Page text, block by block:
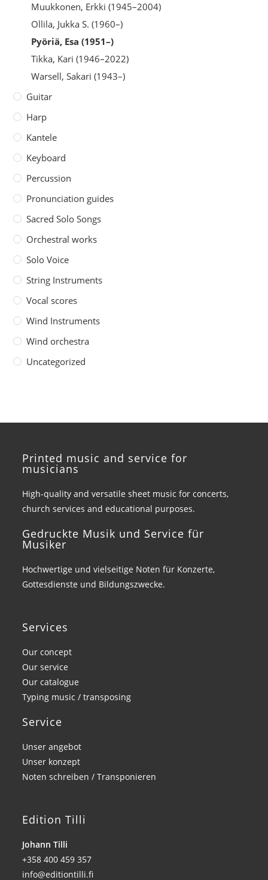
Muukkonen, Erkki (1945–2004)
Ollila, Jukka S. (1960–)
Pyöriä, Esa (1951–)
Tikka, Kari (1946–2022)
Warsell, Sakari (1943–)
Guitar
Harp
Kantele
Keyboard
Percussion
Pronunciation guides
Sacred Solo Songs
Orchestral works
Solo Voice
String Instruments
Vocal scores
Wind Instruments
Wind orchestra
Uncategorized
Printed music and service for
musicians
High-quality and versatile sheet music for concerts,
church services and educational purposes.
Gedruckte Musik und Service für
Musiker
Hochwertige und vielseitige Noten für Konzerte,
Gottesdienste und Bildungszwecke.
Services
Our concept
Our service
Our catalogue
Typing music / transposing
Service
Unser angebot
Unser konzept
Noten schreiben / Transponieren
Edition Tilli
Johann Tilli
+358 400 459 357
info@editiontilli.fi